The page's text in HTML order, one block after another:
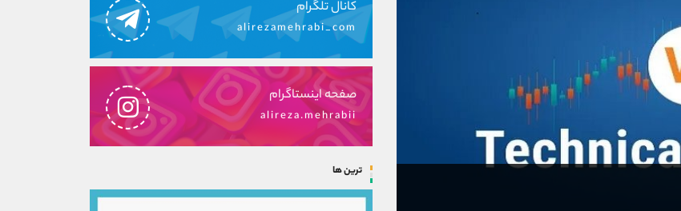
کانال تلگرام
alirezamehrabi_com
صفحه اینستاگرام
alireza.mehrabii
ترین ها